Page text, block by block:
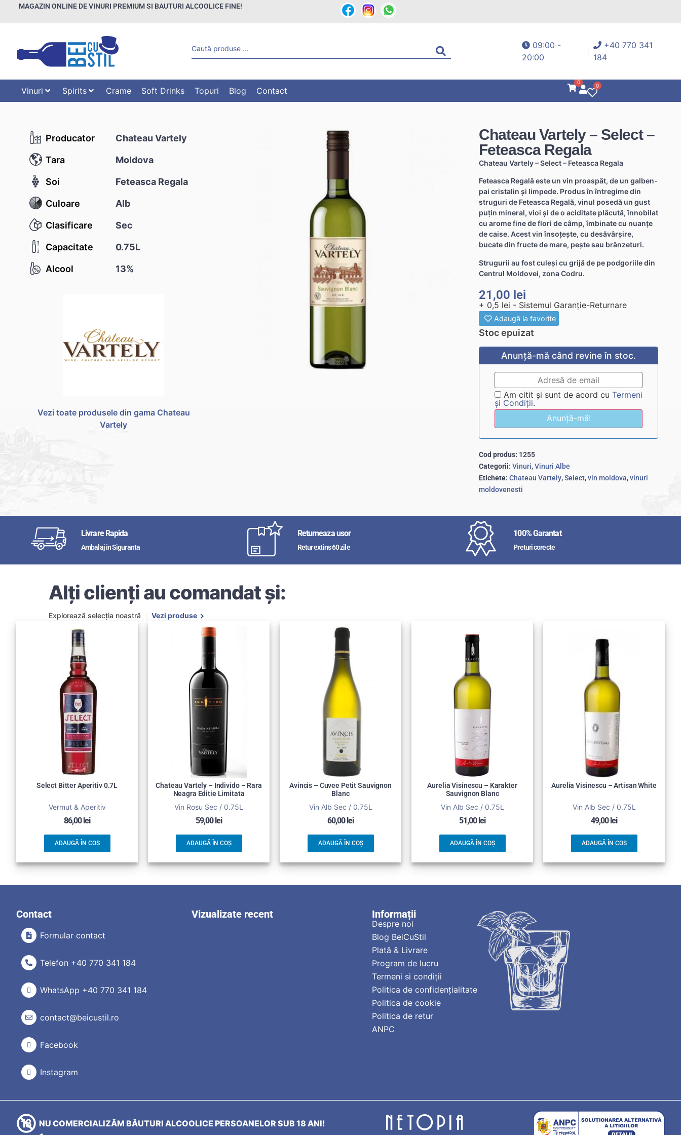
MAGAZIN ONLINE DE VINURI PREMIUM SI BAUTURI ALCOOLICE FINE!
09:00 -
20:00
+40 770 341
184
Vinuri Spirits Crame Soft Drinks Topuri Blog Contact
0
0
Producator Chateau Vartely
Tara Moldova
Soi Feteasca Regala
Culoare Alb
Clasificare Sec
Capacitate 0.75L
Alcool 13%
Vezi toate produsele din gama Chateau
Vartely
Chateau Vartely – Select –
Feteasca Regala
Chateau Vartely – Select – Feteasca Regala
Feteasca Regală este un vin proaspăt, de un galben-
pai cristalin și limpede. Produs în întregime din
struguri de Feteasca Regală, vinul posedă un gust
puțin mineral, vioi și de o aciditate plăcută, înnobilat
cu arome fine de flori de câmp, îmbinate cu nuanțe
de caise. Acest vin însoțește, cu desăvârșire,
bucate din fructe de mare, pește sau brânzeturi.
Strugurii au fost culeși cu grijă de pe podgoriile din
Centrul Moldovei, zona Codru.
21,00 lei
+ 0,5 lei - Sistemul Garanție-Returnare
Adaugă la favorite
Stoc epuizat
Anunță-mă când revine în stoc.
Am citit și sunt de acord cuTermeni
și Condiții.
Anunță-mă!
Cod produs: 1255
Categorii: Vinuri,Vinuri Albe
Etichete: Chateau Vartely,Select,vin moldova,vinuri
moldovenesti
Livrare Rapida
Ambalaj in Siguranta
Returneaza usor
Retur extins 60 zile
100% Garantat
Preturi corecte
Alți clienți au comandat și:
Explorează selecția noastră Vezi produse
Select Bitter Aperitiv 0.7L
Vermut & Aperitiv
86,00 lei
ADAUGĂ ÎN COȘ
Chateau Vartely – Individo – Rara
Neagra Editie Limitata
Vin Rosu Sec / 0.75L
59,00 lei
ADAUGĂ ÎN COȘ
Avincis – Cuvee Petit Sauvignon
Blanc
Vin Alb Sec / 0.75L
60,00 lei
ADAUGĂ ÎN COȘ
Aurelia Visinescu – Karakter
Sauvignon Blanc
Vin Alb Sec / 0.75L
51,00 lei
ADAUGĂ ÎN COȘ
Aurelia Visinescu – Artisan White
Vin Alb Sec / 0.75L
49,00 lei
ADAUGĂ ÎN COȘ
Contact
Formular contact
Telefon +40 770 341 184
WhatsApp +40 770 341 184
contact@beicustil.ro
Facebook
Instagram
Vizualizate recent Informații
Despre noi
Blog BeiCuStil
Plată & Livrare
Program de lucru
Termeni si condiții
Politica de confidențialitate
Politica de cookie
Politica de retur
ANPC
NU COMERCIALIZĂM BĂUTURI ALCOOLICE PERSOANELOR SUB 18 ANI!